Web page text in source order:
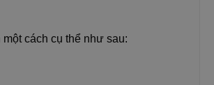
một cách cụ thể như sau: